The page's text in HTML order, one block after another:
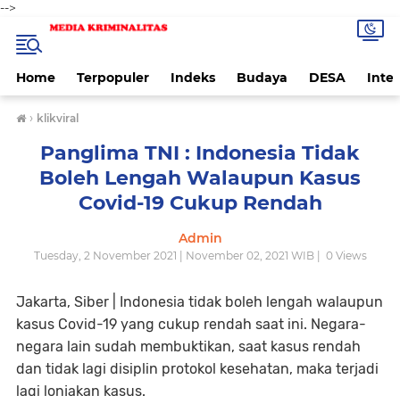
-->
Home Terpopuler Indeks Budaya DESA
› klikviral
Panglima TNI : Indonesia Tidak
Boleh Lengah Walaupun Kasus
Covid-19 Cukup Rendah
Admin
Tuesday, 2 November 2021 | November 02, 2021 WIB | 0Views
Jakarta, Siber | Indonesia tidak boleh lengah walaupun
kasus Covid-19 yang cukup rendah saat ini. Negara-
negara lain sudah membuktikan, saat kasus rendah
dan tidak lagi disiplin protokol kesehatan, maka terjadi
lagi lonjakan kasus.